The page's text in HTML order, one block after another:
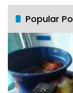
Popular